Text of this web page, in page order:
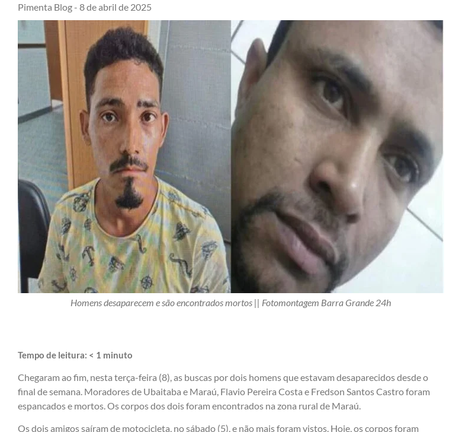
Pimenta Blog - 8 de abril de 2025
Homens desaparecem e são encontrados mortos || Fotomontagem Barra Grande 24h
Tempo de leitura: < 1 minuto
Chegaram ao fim, nesta terça-feira (8), as buscas por dois homens que estavam desaparecidos desde o
final de semana. Moradores de Ubaitaba e Maraú, Flavio Pereira Costa e Fredson Santos Castro foram
espancados e mortos. Os corpos dos dois foram encontrados na zona rural de Maraú.
Os dois amigos saíram de motocicleta, no sábado (5), e não mais foram vistos. Hoje, os corpos foram